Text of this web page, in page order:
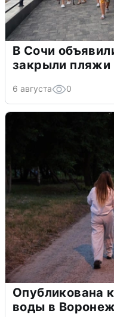
В Сочи
закрыли пляжи
6 августа 0
Опубликована
воды в